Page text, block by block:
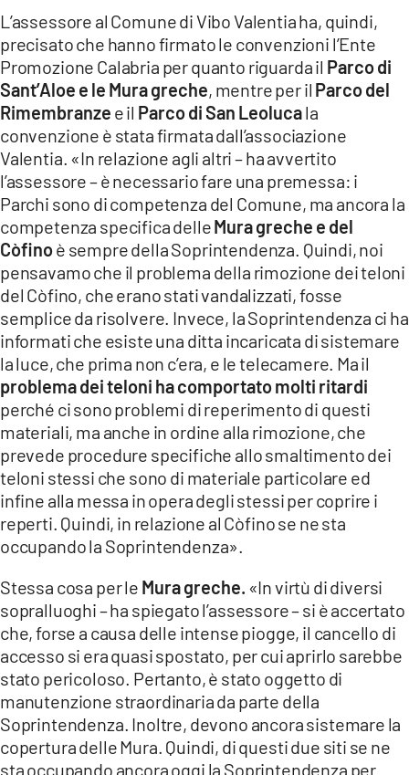
L’assessore al Comune di Vibo Valentia ha, quindi,
precisato che hanno firmato le convenzioni l’Ente
Promozione Calabria per quanto riguarda il Parco di
Sant’Aloe e le Mura greche, mentre per il Parco del
Rimembranze e il Parco di San Leolucala
convenzione è stata firmata dall’associazione
Valentia. «In relazione agli altri – ha avvertito
l’assessore – è necessario fare una premessa: i
Parchi sono di competenza del Comune, ma ancora la
competenza specifica delleMura greche e del
Còfinoè sempre della Soprintendenza. Quindi, noi
pensavamo che il problema della rimozione dei teloni
del Còfino, che erano stati vandalizzati, fosse
semplice da risolvere. Invece, la Soprintendenza ci ha
informati che esiste una ditta incaricata di sistemare
la luce, che prima non c’era, e le telecamere. Ma il
problema dei teloni ha comportato molti ritardi
perché ci sono problemi di reperimento di questi
materiali, ma anche in ordine alla rimozione, che
prevede procedure specifiche allo smaltimento dei
teloni stessi che sono di materiale particolare ed
infine alla messa in opera degli stessi per coprire i
reperti. Quindi, in relazione al Còfino se ne sta
occupando la Soprintendenza».
Stessa cosa per le Mura greche. «In virtù di diversi
sopralluoghi – ha spiegato l’assessore – si è accertato
che, forse a causa delle intense piogge, il cancello di
accesso si era quasi spostato, per cui aprirlo sarebbe
stato pericoloso. Pertanto, è stato oggetto di
manutenzione straordinaria da parte della
Soprintendenza. Inoltre, devono ancora sistemare la
copertura delle Mura. Quindi, di questi due siti se ne
sta occupando ancora oggi la Soprintendenza per